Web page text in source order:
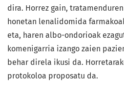
dira. Horrez gain,
honetan lenalidomida
eta, haren albo-ondorioak
komenigarria izango zaien
behar direla ikusi da.
protokoloa proposatu da.